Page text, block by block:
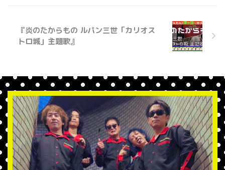
『炎のたからもの ルパン三世「カリオス
トロ城」主題歌』